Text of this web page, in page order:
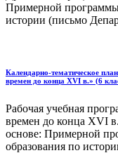
Примерной программы
истории (письмо
Календарно-тематическое
времен до конца XVI в.» (6
Рабочая учебная
времен до конца XVI
основе: Примерной
образования по